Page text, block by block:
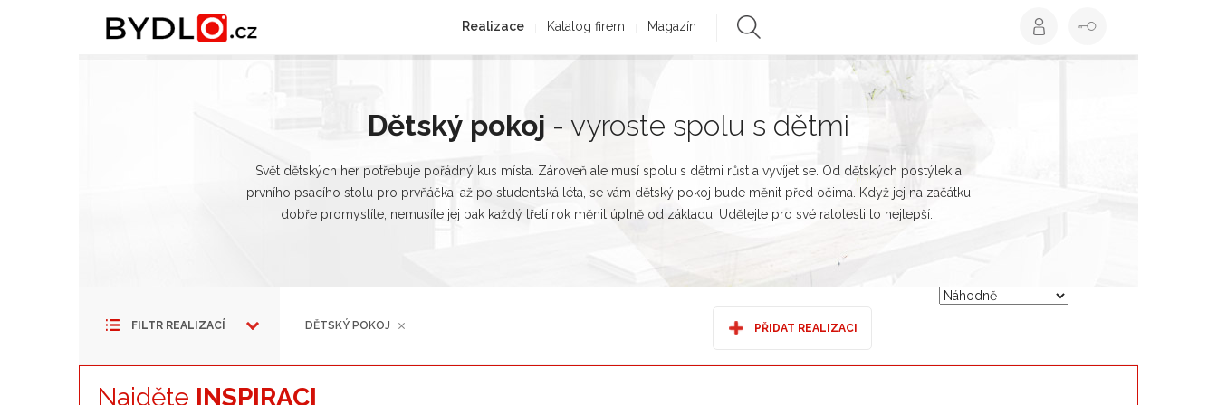
Realizace Katalog firem Magazín
Dětský pokoj - vyroste spolu s dětmi
Svět dětských her potřebuje pořádný kus místa. Zároveň ale musí spolu s dětmi růst a vyvíjet se. Od dětských postýlek a
prvního psacího stolu pro prvňáčka, až po studentská léta, se vám dětský pokoj bude měnit před očima. Když jej na začátku
dobře promyslíte, nemusíte jej pak každý třetí rok měnit úplně od základu. Udělejte pro své ratolesti to nejlepší.
FILTR REALIZACÍ DĚTSKÝ POKOJ PŘIDAT REALIZACI
Najděte INSPIRACI